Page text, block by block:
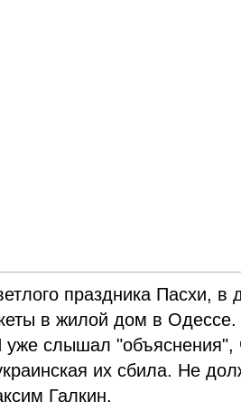
праздника Пасхи, в
в жилой дом в Одессе.
уже слышал "объяснения",
их сбила. Не
Галкин.